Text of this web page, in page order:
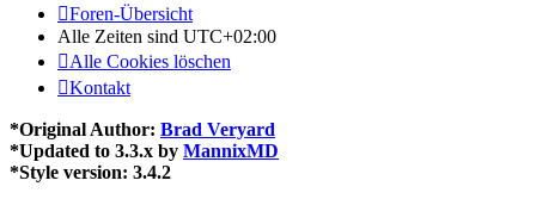
Foren-Übersicht
Alle Zeiten sind UTC+02:00
Alle Cookies löschen
Kontakt
*Original Author: Brad Veryard
*Updated to 3.3.x by MannixMD
*Style version: 3.4.2